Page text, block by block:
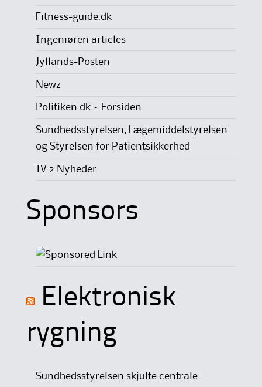
Fitness-guide.dk
Ingeniøren articles
Jyllands-Posten
Newz
Politiken.dk – Forsiden
Sundhedsstyrelsen, Lægemiddelstyrelsen
og Styrelsen for Patientsikkerhed
TV 2 Nyheder
Sponsors
Elektronisk
rygning
Sundhedsstyrelsen skjulte centrale